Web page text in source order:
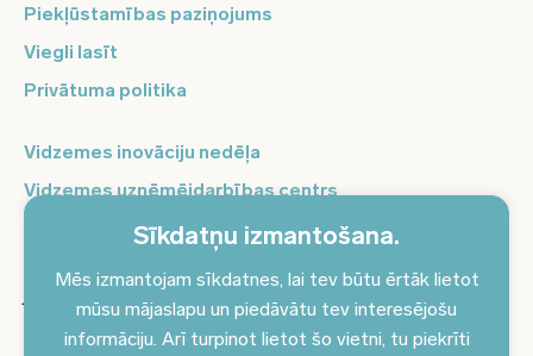
Sīkdatņu izmantošana.
Mēs izmantojam sīkdatnes, lai tev būtu ērtāk lietot
mūsu mājaslapu un piedāvātu tev interesējošu
informāciju. Arī turpinot lietot šo vietni, tu piekrīti
Piekļūstamības paziņojums
Viegli lasīt
Privātuma politika
Vidzemes inovāciju nedēļa
Vidzemes uzņēmējdarbības centrs
Balso Vidzeme
jaunumus savā e-pastā!